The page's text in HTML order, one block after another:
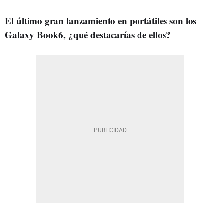
El último gran lanzamiento en portátiles son los
Galaxy Book6, ¿qué destacarías de ellos?